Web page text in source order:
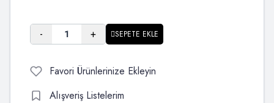
- + SEPETE EKLE
Favori Ürünlerinize Ekleyin
Alışveriş Listelerim